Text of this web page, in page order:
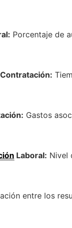
Porcentaje de
Gastos
Laboral: Nivel
entre los